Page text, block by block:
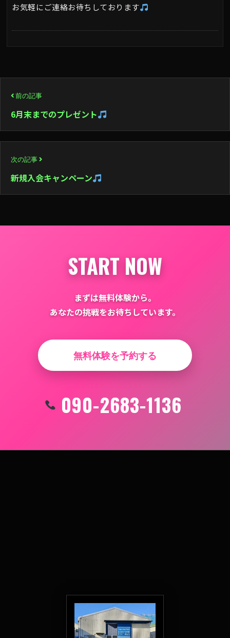
お気軽にご連絡お待ちしております
稿
ナ
ビ
ゲ
ー
ョ
前の記事
6月末までのプレゼント
次の記事
新規入会キャンペーン
START NOW
まずは無料体験から。
あなたの挑戦をお待ちしています。
無料体験を予約する
090-2683-1136